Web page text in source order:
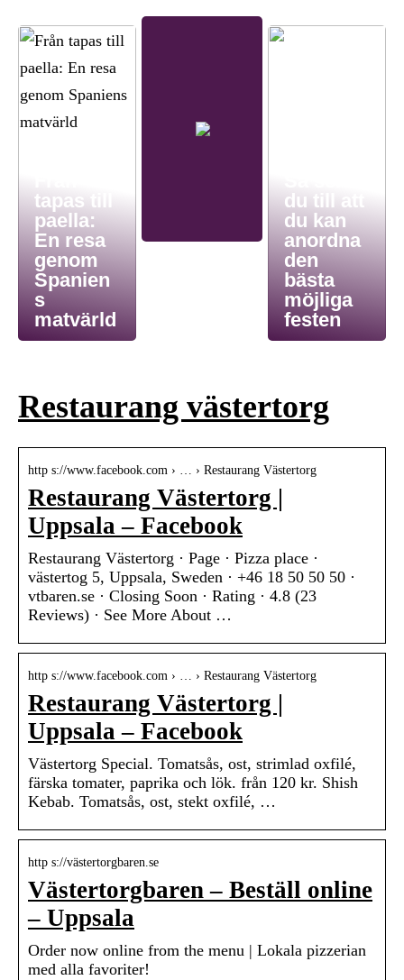
tapas till
paella:
En resa
genom
Spanien
s
matvärld
du till att
du kan
anordna
den
bästa
möjliga
festen
Restaurang västertorg
http s://www.facebook.com › … › Restaurang Västertorg
Restaurang Västertorg |
Uppsala – Facebook
Restaurang Västertorg · Page · Pizza place ·
västertog 5, Uppsala, Sweden · +46 18 50 50 50 ·
vtbaren.se · Closing Soon · Rating · 4.8 (23
Reviews) · See More About …
http s://www.facebook.com › … › Restaurang Västertorg
Restaurang Västertorg |
Uppsala – Facebook
Västertorg Special. Tomatsås, ost, strimlad oxfilé,
färska tomater, paprika och lök. från 120 kr. Shish
Kebab. Tomatsås, ost, stekt oxfilé, …
http s://västertorgbaren.se
Västertorgbaren – Beställ online
– Uppsala
Order now online from the menu | Lokala pizzerian
med alla favoriter!